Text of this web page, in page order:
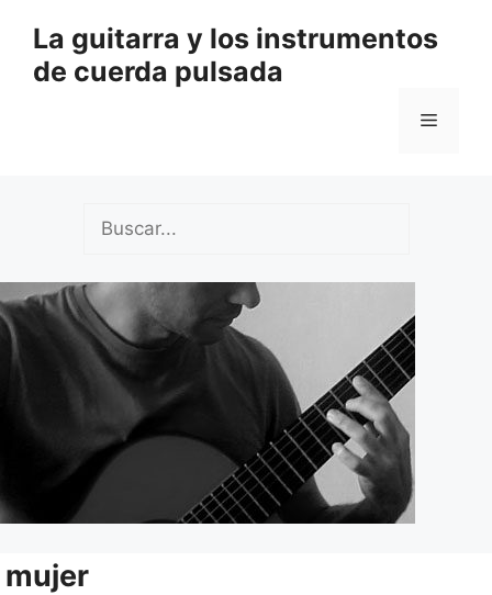
contenido
La guitarra y los instrumentos
de cuerda pulsada
Menú
mujer